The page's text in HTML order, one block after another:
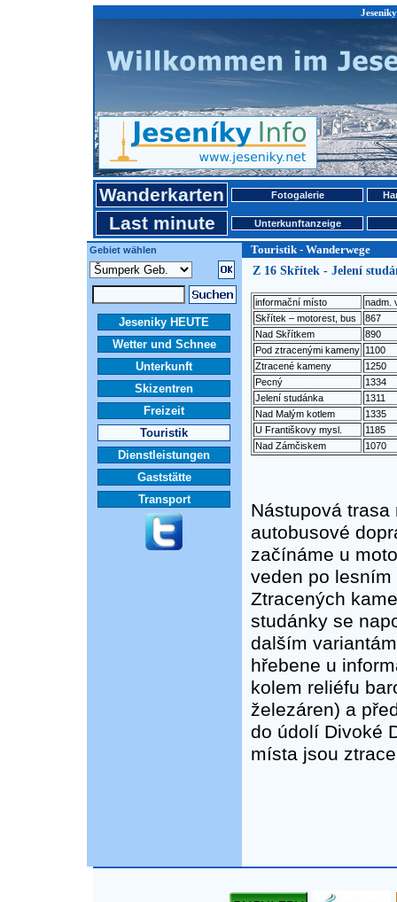
Wanderkarten Fotogalerie
Last minute Unterkunftanzeige
Gebiet wählen Touristik - Wanderwege
Jeseniky HEUTE
Wetter und Schnee
Unterkunft
Skizentren
Freizeit
Touristik
Dienstleistungen
Gaststätte
Transport
Z 16 Skřítek - Jelení
informační místo
nadm.
Skřítek – motorest, bus
867
Nad Skřítkem
890
Pod ztracenými kameny
1100
Ztracené kameny
1250
Pecný
1334
Jelení studánka
1311
Nad Malým kotlem
1335
U Františkovy mysl.
1185
Nad Zámčiskem
1070
Nástupová
autobusové
začínáme u
veden po
Ztracených
studánky se
dalším
hřebene u
kolem reliéfu
železáren) a
do údolí Divoké
místa jsou